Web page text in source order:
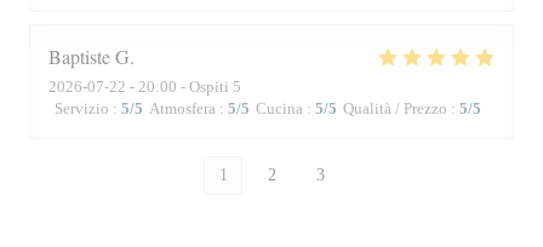
BaptisteG
2026-07-22 - 20:00 - Ospiti 5
Servizio : 5/5 Atmosfera : 5/5 Cucina : 5/5 Qualità / Prezzo : 5/5
1 2 3